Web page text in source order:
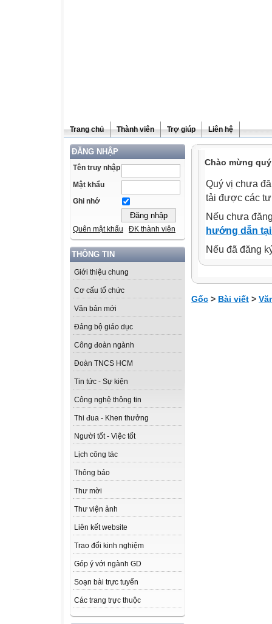
Trang chủ Thành viên Trợ giúp Liên hệ
ĐĂNG NHẬP
Tên truy nhập
Mật khẩu
Ghi nhớ
Quên mật khẩu ĐK thành viên
THÔNG TIN
Giới thiệu chung
Cơ cấu tổ chức
Văn bản mới
Đảng bộ giáo dục
Công đoàn ngành
Đoàn TNCS HCM
Tin tức - Sự kiện
Công nghệ thông tin
Thi đua - Khen thưởng
Người tốt - Việc tốt
Lịch công tác
Thông báo
Thư mời
Thư viện ảnh
Liên kết website
Trao đổi kinh nghiệm
Góp ý với ngành GD
Soạn bài trực tuyến
Các trang trực thuộc
Chào mừng
Quý vị chưa
tải được các
Nếu chưa
hướng dẫn
Nếu đã đăng
Gốc > Bài viết >